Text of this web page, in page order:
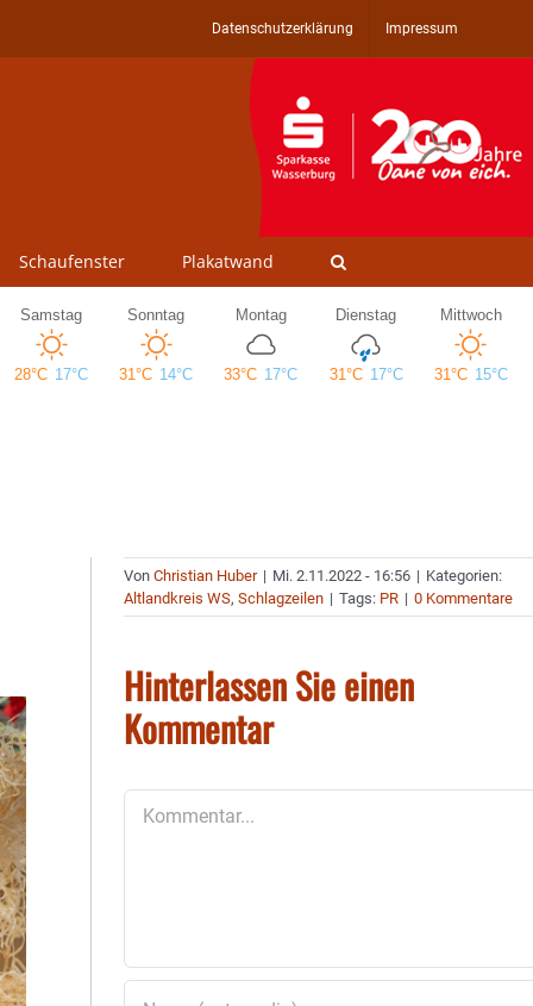
Datenschutzerklärung Impressum
Schaufenster Plakatwand
VonChristian Huber | Mi. 2.11.2022 - 16:56 | Kategorien:
Altlandkreis WS,Schlagzeilen | Tags: PR | 0 Kommentare
Hinterlassen Sie einen
Kommentar